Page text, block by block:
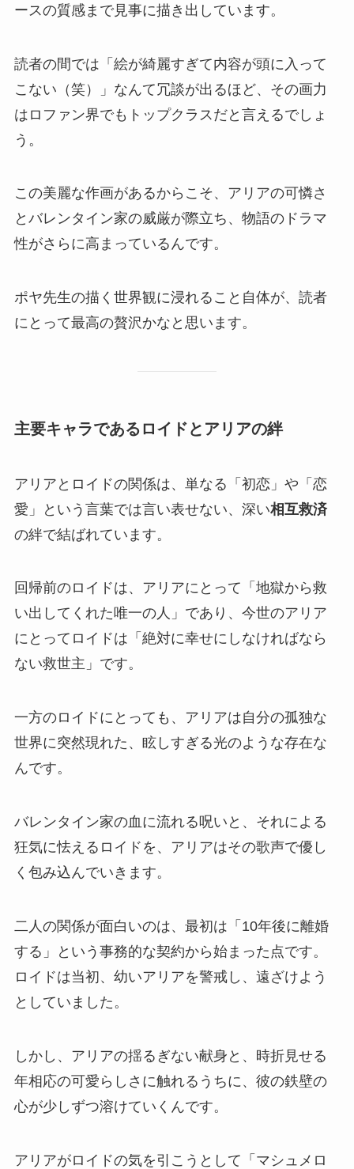
ースの質感まで見事に描き出しています。
読者の間では「絵が綺麗すぎて内容が頭に入って
こない（笑）」なんて冗談が出るほど、その画力
はロファン界でもトップクラスだと言えるでしょ
う。
この美麗な作画があるからこそ、アリアの可憐さ
とバレンタイン家の威厳が際立ち、物語のドラマ
性がさらに高まっているんです。
ポヤ先生の描く世界観に浸れること自体が、読者
にとって最高の贅沢かなと思います。
主要キャラであるロイドとアリアの絆
アリアとロイドの関係は、単なる「初恋」や「恋
愛」という言葉では言い表せない、深い相互救済
の絆で結ばれています。
回帰前のロイドは、アリアにとって「地獄から救
い出してくれた唯一の人」であり、今世のアリア
にとってロイドは「絶対に幸せにしなければなら
ない救世主」です。
一方のロイドにとっても、アリアは自分の孤独な
世界に突然現れた、眩しすぎる光のような存在な
んです。
バレンタイン家の血に流れる呪いと、それによる
狂気に怯えるロイドを、アリアはその歌声で優し
く包み込んでいきます。
二人の関係が面白いのは、最初は「10年後に離婚
する」という事務的な契約から始まった点です。
ロイドは当初、幼いアリアを警戒し、遠ざけよう
としていました。
しかし、アリアの揺るぎない献身と、時折見せる
年相応の可愛らしさに触れるうちに、彼の鉄壁の
心が少しずつ溶けていくんです。
アリアがロイドの気を引こうとして「マシュメロ